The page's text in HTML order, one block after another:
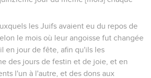
les Juifs avaient eu du repos de
le mois où leur angoisse fut changée
en jour de fête, afin qu'ils les
des jours de festin et de joie, et en
l'un à l'autre, et des dons aux